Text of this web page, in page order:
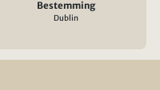
Bestemming
Dublin